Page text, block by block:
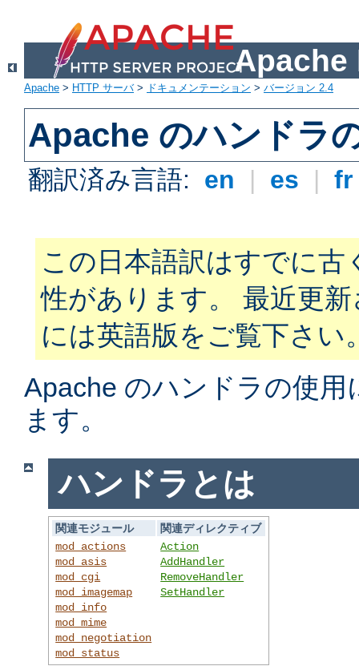
Apache
Apache > HTTP サーバ> ドキュメンテーション > バージョン 2.4
Apache のハンドラ
翻訳済み言語: en | es |
この日本語訳はすでに古
性があります。 最近更
には英語版をご覧下さい
Apache のハンドラの使
ます。
ハンドラとは
関連モジュール
関連ディレクティブ
mod_actions
mod_asis
mod_cgi
mod_imagemap
mod_info
mod_mime
mod_negotiation
mod_status
Action
AddHandler
RemoveHandler
SetHandler